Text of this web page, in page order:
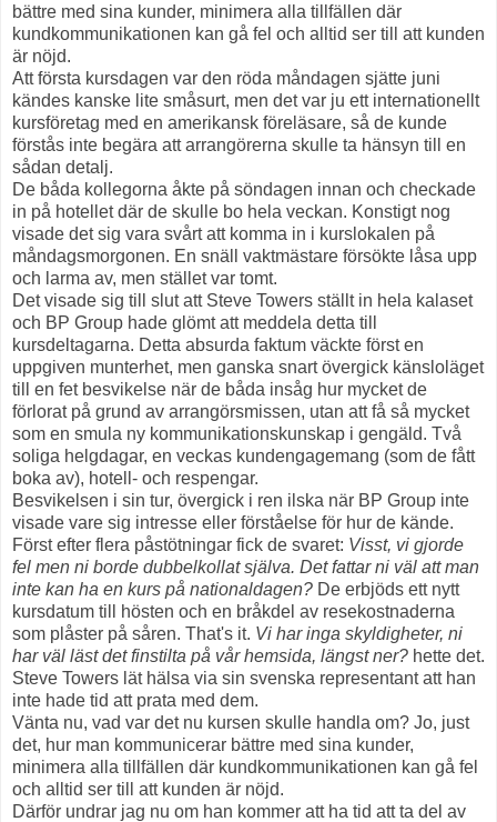
bättre med sina kunder, minimera alla tillfällen där
kundkommunikationen kan gå fel och alltid ser till att kunden
är nöjd.
Att första kursdagen var den röda måndagen sjätte juni
kändes kanske lite småsurt, men det var ju ett internationellt
kursföretag med en amerikansk föreläsare, så de kunde
förstås inte begära att arrangörerna skulle ta hänsyn till en
sådan detalj.
De båda kollegorna åkte på söndagen innan och checkade
in på hotellet där de skulle bo hela veckan. Konstigt nog
visade det sig vara svårt att komma in i kurslokalen på
måndagsmorgonen. En snäll vaktmästare försökte låsa upp
och larma av, men stället var tomt.
Det visade sig till slut att Steve Towers ställt in hela kalaset
och BP Group hade glömt att meddela detta till
kursdeltagarna. Detta absurda faktum väckte först en
uppgiven munterhet, men ganska snart övergick känsloläget
till en fet besvikelse när de båda insåg hur mycket de
förlorat på grund av arrangörsmissen, utan att få så mycket
som en smula ny kommunikationskunskap i gengäld. Två
soliga helgdagar, en veckas kundengagemang (som de fått
boka av), hotell- och respengar.
Besvikelsen i sin tur, övergick i ren ilska när BP Group inte
visade vare sig intresse eller förståelse för hur de kände.
Först efter flera påstötningar fick de svaret: Visst, vi gjorde
fel men ni borde dubbelkollat själva. Det fattar ni väl att man
inte kan ha en kurs på nationaldagen? De erbjöds ett nytt
kursdatum till hösten och en bråkdel av resekostnaderna
som plåster på såren. That's it. Vi har inga skyldigheter, ni
har väl läst det finstilta på vår hemsida, längst ner? hette det.
Steve Towers lät hälsa via sin svenska representant att han
inte hade tid att prata med dem.
Vänta nu, vad var det nu kursen skulle handla om? Jo, just
det, hur man kommunicerar bättre med sina kunder,
minimera alla tillfällen där kundkommunikationen kan gå fel
och alltid ser till att kunden är nöjd.
Därför undrar jag nu om han kommer att ha tid att ta del av